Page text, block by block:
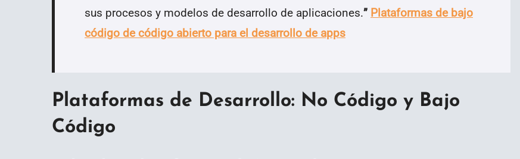
sus procesos y modelos de desarrollo de aplicaciones.” Plataformas de bajo
código de código abierto para el desarrollo de apps
Plataformas de Desarrollo: No Código y Bajo
Código